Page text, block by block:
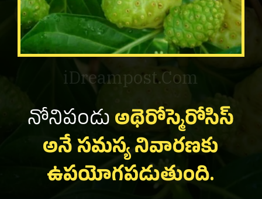
నోనిపండు అథెరోస్మెరోసిస్
అనే సమస్య నివారణకు
ఉపయోగపడుతుంది.
iDreampost.Com